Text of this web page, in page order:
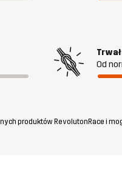
Od
produktów RevolutonRace i